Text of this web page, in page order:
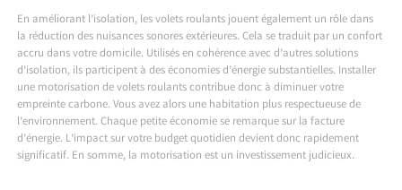
En améliorant l’isolation, les volets roulants jouent également un rôle dans
la réduction des nuisances sonores extérieures. Cela se traduit par un confort
accru dans votre domicile. Utilisés en cohérence avec d’autres solutions
d’isolation, ils participent à des économies d’énergie substantielles. Installer
une motorisation de volets roulants contribue donc à diminuer votre
empreinte carbone. Vous avez alors une habitation plus respectueuse de
l’environnement. Chaque petite économie se remarque sur la facture
d’énergie. L’impact sur votre budget quotidien devient donc rapidement
significatif. En somme, la motorisation est un investissement judicieux.